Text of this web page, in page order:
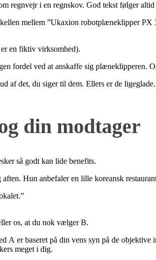
regnvejr i en regnskov. God tekst følger
mellem ”Ukaxion robotplæneklipper
en fiktiv virksomhed).
fordel ved at anskaffe sig plæneklipperen.
af det, du siger til dem. Ellers er de ligeglade.
din modtager
så godt kan lide benefits.
Hun anbefaler en lille koreansk
os, at du nok vælger B.
er baseret på din vens syn på de objektive
meget i dig.